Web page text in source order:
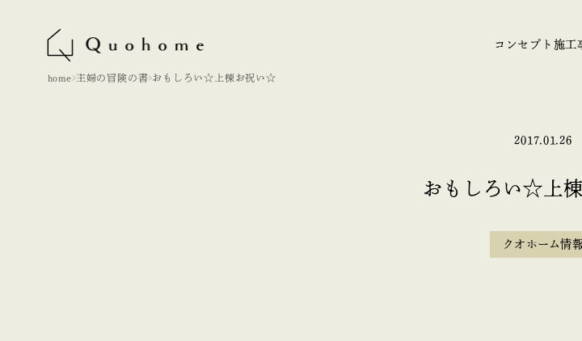
コンセプト 施工
home 主婦の冒険の書 おもしろい☆上棟お祝い☆
2017.01.26
おもしろい☆上
クオホーム情